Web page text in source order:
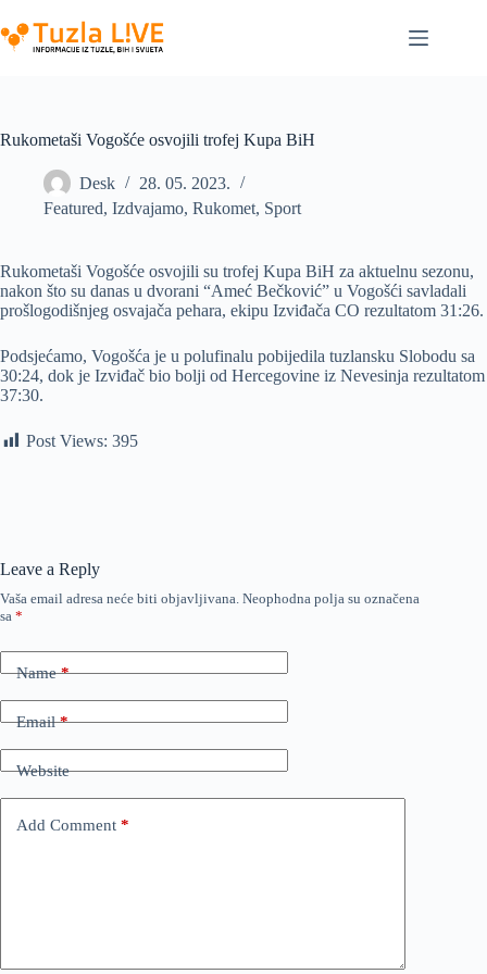
to
content
Rukometaši Vogošće osvojili trofej Kupa BiH
Desk
28. 05. 2023.
Featured, Izdvajamo, Rukomet, Sport
Rukometaši Vogošće osvojili su trofej Kupa BiH za aktuelnu sezonu,
nakon što su danas u dvorani “Ameć Bečković” u Vogošći savladali
prošlogodišnjeg osvajača pehara, ekipu Izviđača CO rezultatom 31:26.
Podsjećamo, Vogošća je u polufinalu pobijedila tuzlansku Slobodu sa
30:24, dok je Izviđač bio bolji od Hercegovine iz Nevesinja rezultatom
37:30.
Post Views: 395
Leave a Reply
Vaša email adresa neće biti objavljivana. Neophodna polja su označena
sa *
Name*
Email*
Website
Add Comment *